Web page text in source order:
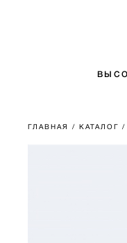
ГЛАВНАЯ / КАТАЛОГ /